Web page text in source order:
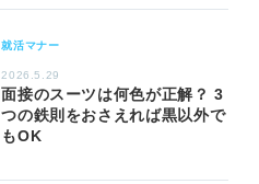
就活マナー
2026.5.29
面接のスーツは何色が正解？ 3
つの鉄則をおさえれば黒以外で
もOK